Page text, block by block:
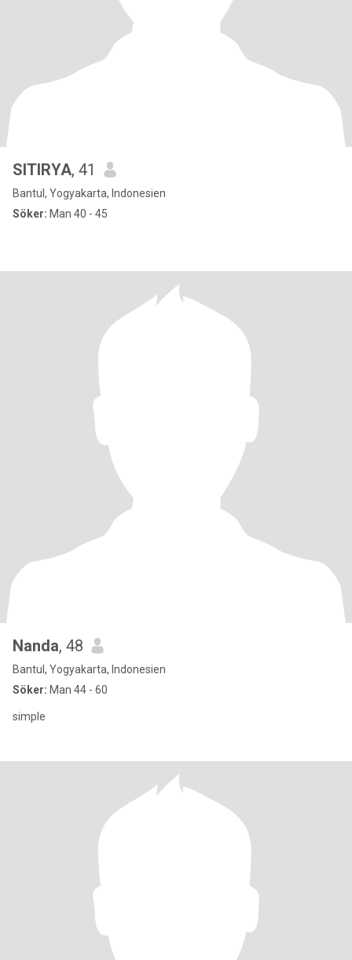
SITIRYA, 41
Bantul, Yogyakarta, Indonesien
Söker: Man 40 - 45
Nanda, 48
Bantul, Yogyakarta, Indonesien
Söker: Man 44 - 60
simple